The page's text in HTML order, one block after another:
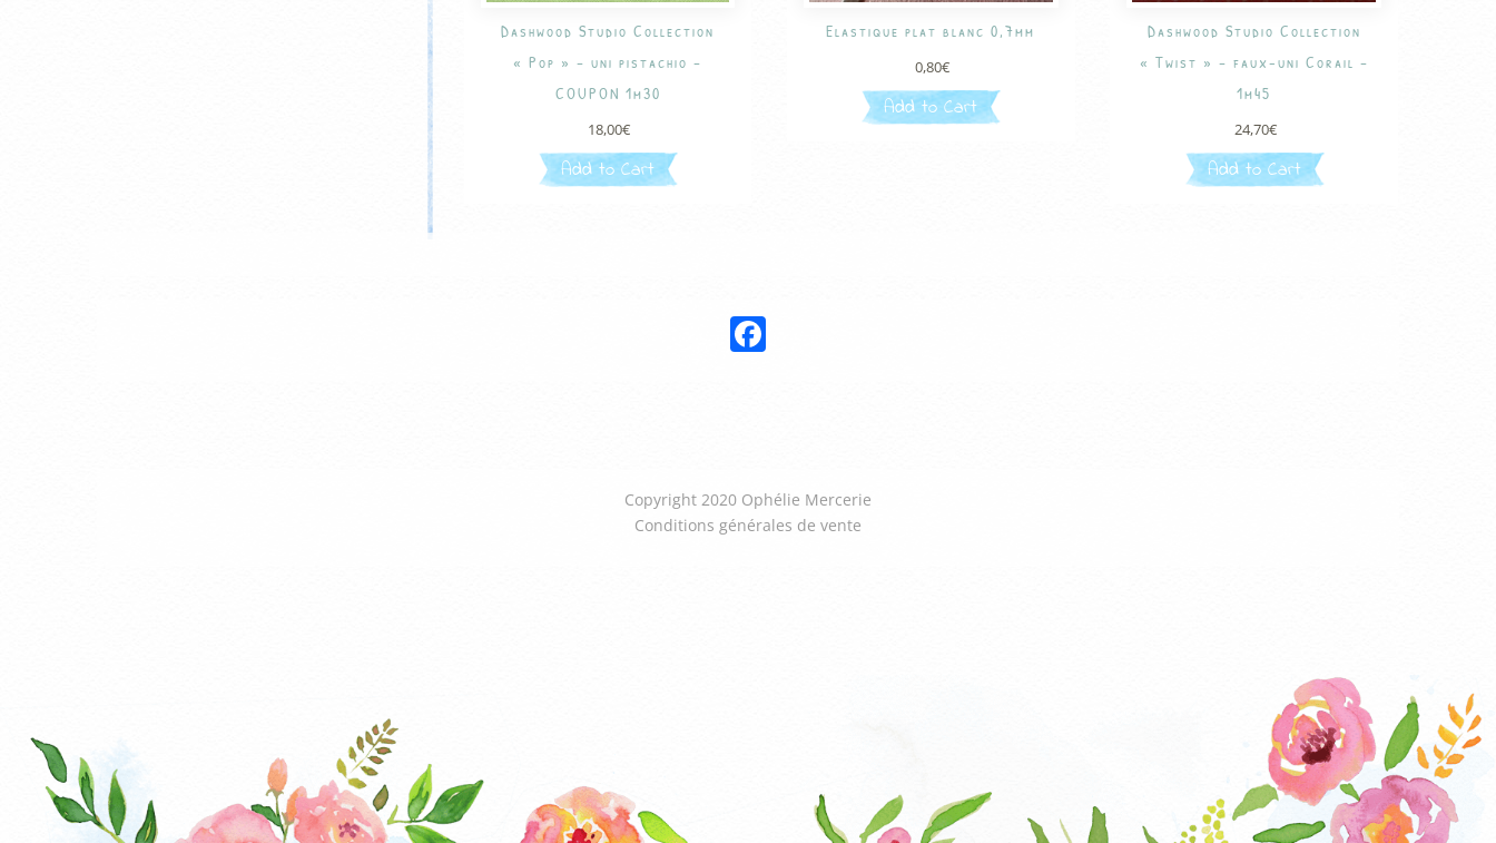
Dashwood Studio Collection
« Pop » – uni pistachio –
COUPON 1m30
18,00€
Add to Cart
Elastique plat blanc 0,7mm
0,80€
Add to Cart
Dashwood Studio Collection
« Twist » – faux-uni Corail –
1m45
24,70€
Add to Cart
Copyright 2020 Ophélie Mercerie
Conditions générales de vente